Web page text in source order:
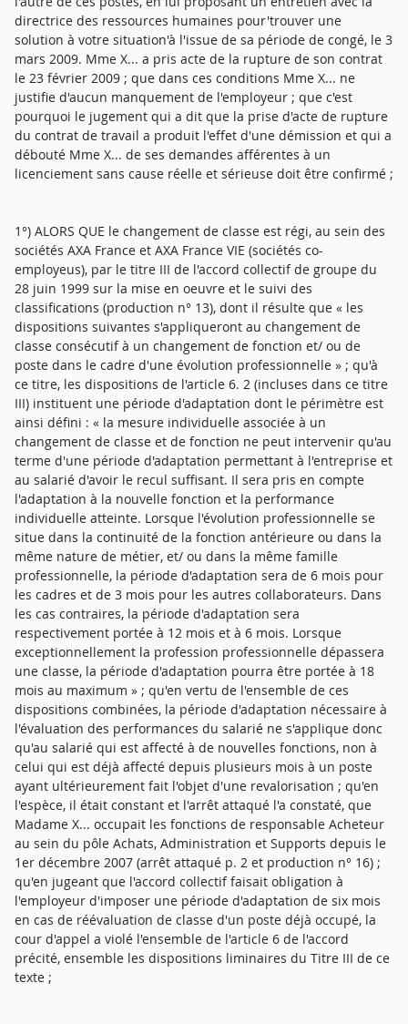
1°) ALORS QUE le changement de classe est régi, au sein des
sociétés AXA France et AXA France VIE (sociétés co-
employeus), par le titre III de l'accord collectif de groupe du
28 juin 1999 sur la mise en oeuvre et le suivi des
classifications (production n° 13), dont il résulte que « les
dispositions suivantes s'appliqueront au changement de
classe consécutif à un changement de fonction et/ ou de
poste dans le cadre d'une évolution professionnelle » ; qu'à
ce titre, les dispositions de l'article 6. 2 (incluses dans ce titre
III) instituent une période d'adaptation dont le périmètre est
ainsi défini : « la mesure individuelle associée à un
changement de classe et de fonction ne peut intervenir qu'au
terme d'une période d'adaptation permettant à l'entreprise et
au salarié d'avoir le recul suffisant. Il sera pris en compte
l'adaptation à la nouvelle fonction et la performance
individuelle atteinte. Lorsque l'évolution professionnelle se
situe dans la continuité de la fonction antérieure ou dans la
même nature de métier, et/ ou dans la même famille
professionnelle, la période d'adaptation sera de 6 mois pour
les cadres et de 3 mois pour les autres collaborateurs. Dans
les cas contraires, la période d'adaptation sera
respectivement portée à 12 mois et à 6 mois. Lorsque
exceptionnellement la profession professionnelle dépassera
une classe, la période d'adaptation pourra être portée à 18
mois au maximum » ; qu'en vertu de l'ensemble de ces
dispositions combinées, la période d'adaptation nécessaire à
l'évaluation des performances du salarié ne s'applique donc
qu'au salarié qui est affecté à de nouvelles fonctions, non à
celui qui est déjà affecté depuis plusieurs mois à un poste
ayant ultérieurement fait l'objet d'une revalorisation ; qu'en
l'espèce, il était constant et l'arrêt attaqué l'a constaté, que
Madame X... occupait les fonctions de responsable Acheteur
au sein du pôle Achats, Administration et Supports depuis le
1er décembre 2007 (arrêt attaqué p. 2 et production n° 16) ;
qu'en jugeant que l'accord collectif faisait obligation à
l'employeur d'imposer une période d'adaptation de six mois
en cas de réévaluation de classe d'un poste déjà occupé, la
cour d'appel a violé l'ensemble de l'article 6 de l'accord
précité, ensemble les dispositions liminaires du Titre III de ce
texte ;